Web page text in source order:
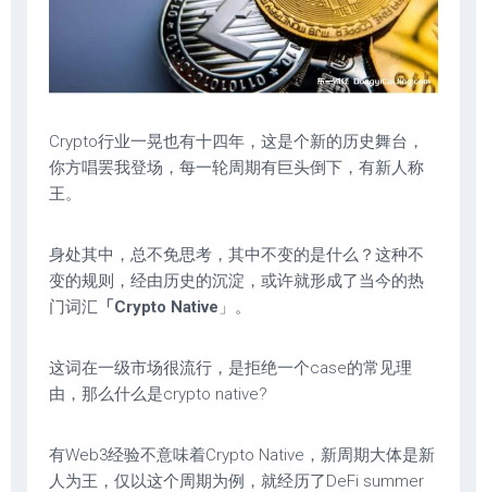
Crypto行业一晃也有十四年，这是个新的历史舞台，
你方唱罢我登场，每一轮周期有巨头倒下，有新人称
王。
身处其中，总不免思考，其中不变的是什么？这种不
变的规则，经由历史的沉淀，或许就形成了当今的热
门词汇 「Crypto Native 」。
这词在一级市场很流行，是拒绝一个case的常见理
由，那么什么是crypto native?
有Web3经验不意味着Crypto Native，新周期大体是新
人为王，仅以这个周期为例，就经历了DeFi summer